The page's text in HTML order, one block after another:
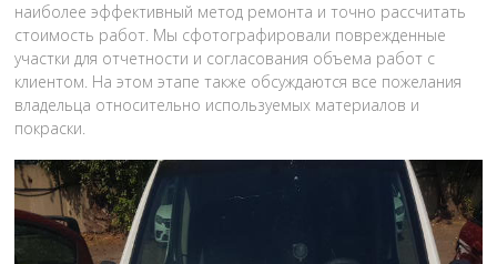
наиболее эффективный метод ремонта и точно рассчитать
стоимость работ. Мы сфотографировали поврежденные
участки для отчетности и согласования объема работ с
клиентом. На этом этапе также обсуждаются все пожелания
владельца относительно используемых материалов и
покраски.